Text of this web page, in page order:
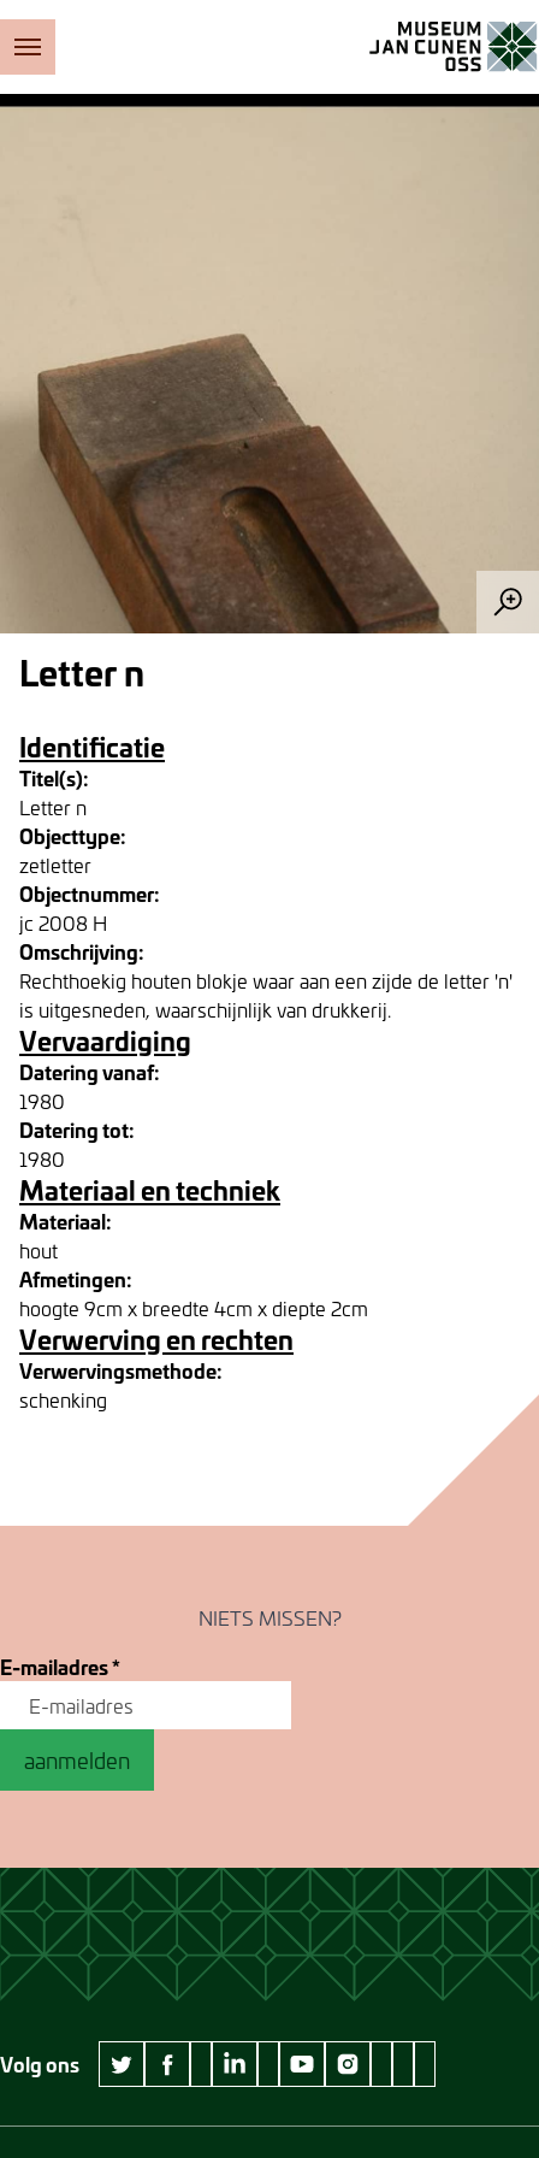
Letter n
Identificatie
Titel(s):
Letter n
Objecttype:
zetletter
Objectnummer:
jc 2008 H
Omschrijving:
Rechthoekig houten blokje waar aan een zijde de letter 'n'
is uitgesneden, waarschijnlijk van drukkerij.
Vervaardiging
Datering vanaf:
1980
Datering tot:
1980
Materiaal en techniek
Materiaal:
hout
Afmetingen:
hoogte 9cm x breedte 4cm x diepte 2cm
Verwerving en rechten
Verwervingsmethode:
schenking
NIETS MISSEN?
E-mailadres*
aanmelden
Volg ons
twitter Museum Jan Cunen
facebook Museum Jan Cunen
wikipedia Museum Jan Cunen
linkedin Museum Jan Cunen
googleplus Museum Jan Cunen
youtube Museum Jan Cunen
instagram Museum